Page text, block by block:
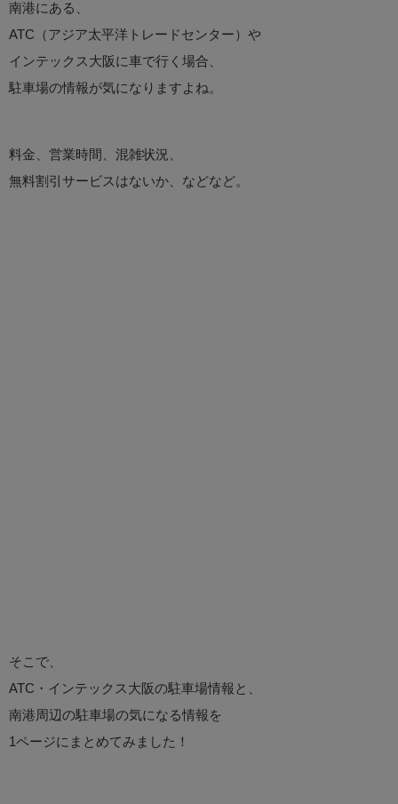
南港にある、
ATC（アジア太平洋トレードセンター）や
インテックス大阪に車で行く場合、
駐車場の情報が気になりますよね。
料金、営業時間、混雑状況、
無料割引サービスはないか、などなど。
そこで、
ATC・インテックス大阪の駐車場情報と、
南港周辺の駐車場の気になる情報を
1ページにまとめてみました！